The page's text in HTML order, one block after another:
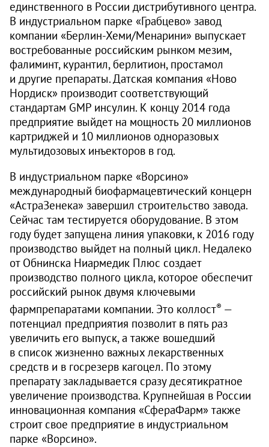
единственного в России дистрибутивного центра.
В индустриальном парке «Грабцево» завод
компании «Берлин-Хеми/Менарини» выпускает
востребованные российским рынком мезим,
фалиминт, курантил, берлитион, простамол
и другие препараты. Датская компания «Ново
Нордиск» производит соответствующий
стандартам GMP инсулин. К концу 2014 года
предприятие выйдет на мощность 20 миллионов
картриджей и 10 миллионов одноразовых
мультидозовых инъекторов в год.
В индустриальном парке «Ворсино»
международный биофармацевтический концерн
«АстраЗенека» завершил строительство завода.
Сейчас там тестируется оборудование. В этом
году будет запущена линия упаковки, к 2016 году
производство выйдет на полный цикл. Недалеко
от Обнинска Ниармедик Плюс создает
производство полного цикла, которое обеспечит
российский рынок двумя ключевыми
фармпрепаратами компании. Это коллост® —
потенциал предприятия позволит в пять раз
увеличить его выпуск, а также вошедший
в список жизненно важных лекарственных
средств и в госрезерв кагоцел. По этому
препарату закладывается сразу десятикратное
увеличение производства. Крупнейшая в России
инновационная компания «СфераФарм» также
строит свое предприятие в индустриальном
парке «Ворсино».